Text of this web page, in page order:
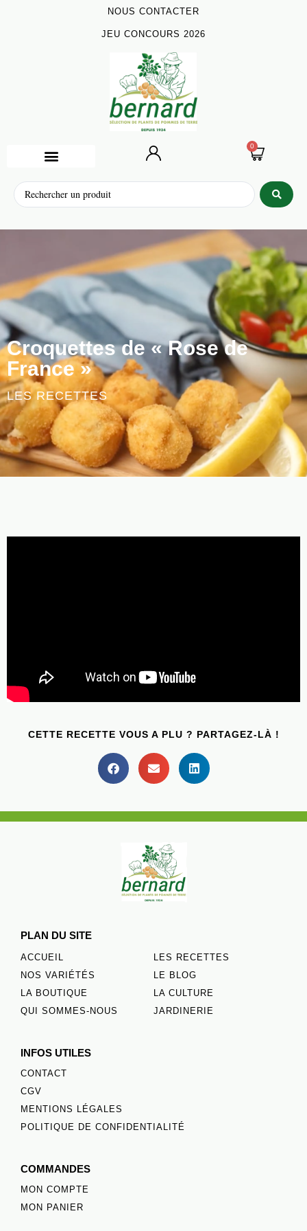
NOUS CONTACTER
JEU CONCOURS 2026
0
Croquettes de « Rose de
France »
LES RECETTES
CETTE RECETTE VOUS A PLU ? PARTAGEZ-LÀ !
PLAN DU SITE
ACCUEIL
NOS VARIÉTÉS
LA BOUTIQUE
QUI SOMMES-NOUS
LES RECETTES
LE BLOG
LA CULTURE
JARDINERIE
INFOS UTILES
CONTACT
CGV
MENTIONS LÉGALES
POLITIQUE DE CONFIDENTIALITÉ
COMMANDES
MON COMPTE
MON PANIER